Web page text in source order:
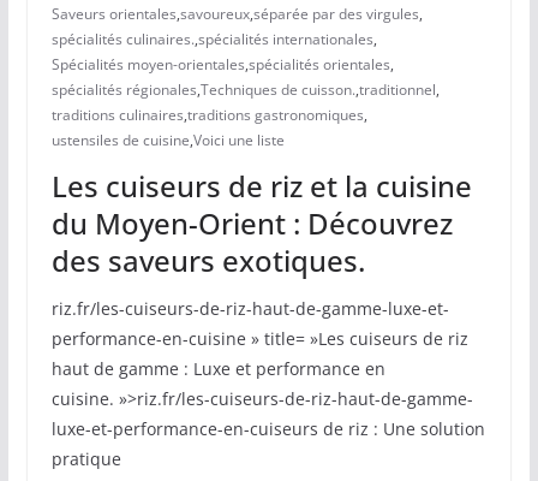
Saveurs orientales,savoureux,séparée par des virgules,
spécialités culinaires.,spécialités internationales,
Spécialités moyen-orientales,spécialités orientales,
spécialités régionales,Techniques de cuisson.,traditionnel,
traditions culinaires,traditions gastronomiques,
ustensiles de cuisine,Voici une liste
Les cuiseurs de riz et la cuisine
du Moyen-Orient : Découvrez
des saveurs exotiques.
riz.fr/les-cuiseurs-de-riz-haut-de-gamme-luxe-et-
performance-en-cuisine » title= »Les cuiseurs de riz
haut de gamme : Luxe et performance en
cuisine. »>riz.fr/les-cuiseurs-de-riz-haut-de-gamme-
luxe-et-performance-en-cuiseurs de riz : Une solution
pratique